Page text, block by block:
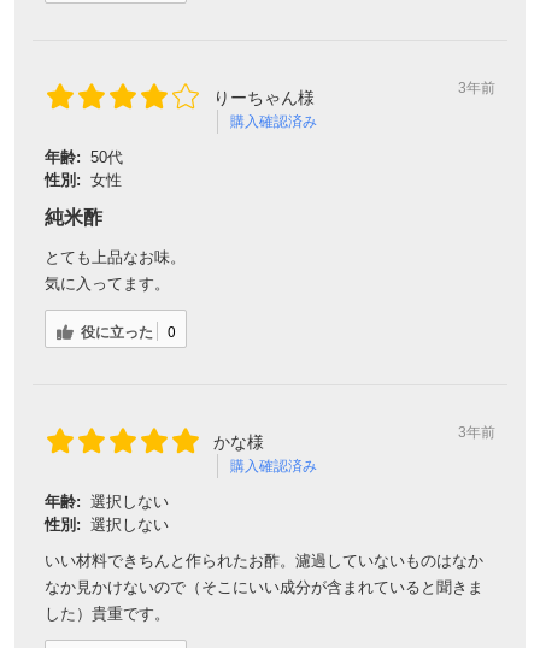
りーちゃん様
購入確認済み
3年前
年齢: 50代
性別: 女性
純米酢
とても上品なお味。
気に入ってます。
役に立った 0
かな様
購入確認済み
3年前
年齢: 選択しない
性別: 選択しない
いい材料できちんと作られたお酢。濾過していないものはなか
なか見かけないので（そこにいい成分が含まれていると聞きま
した）貴重です。